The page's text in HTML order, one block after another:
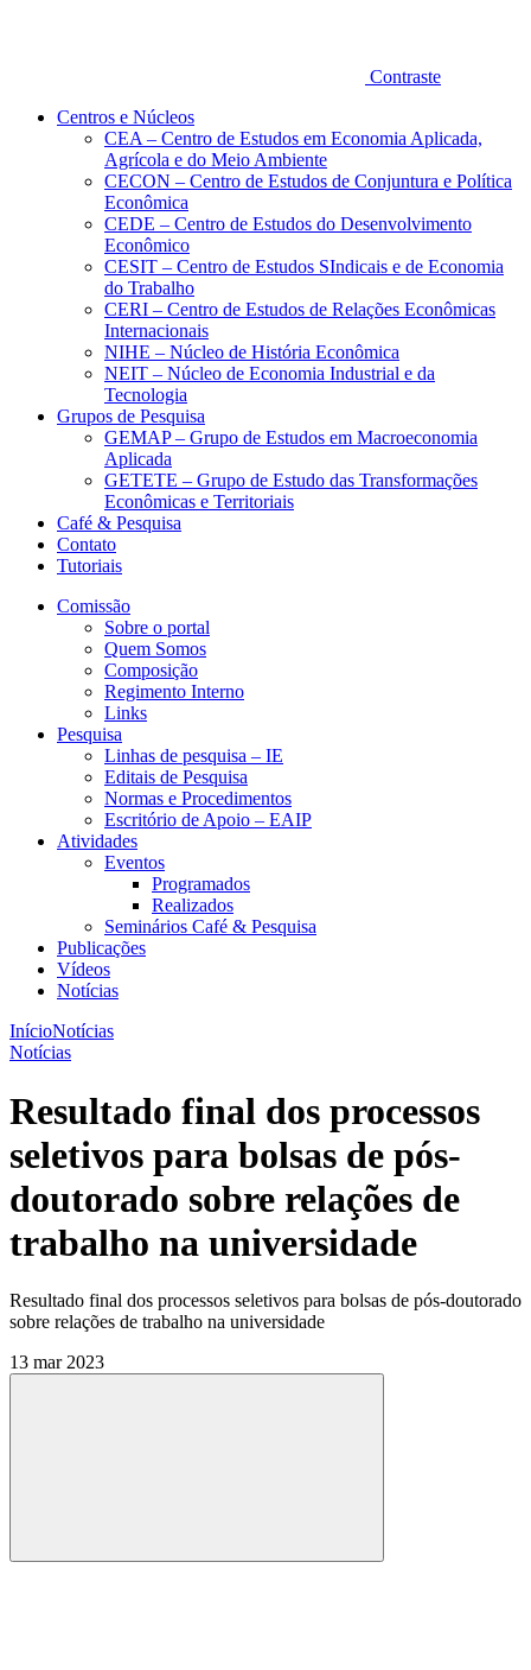
Contraste
Centros e Núcleos
CEA – Centro de Estudos em Economia Aplicada,
Agrícola e do Meio Ambiente
CECON – Centro de Estudos de Conjuntura e Política
Econômica
CEDE – Centro de Estudos do Desenvolvimento
Econômico
CESIT – Centro de Estudos SIndicais e de Economia
do Trabalho
CERI – Centro de Estudos de Relações Econômicas
Internacionais
NIHE – Núcleo de História Econômica
NEIT – Núcleo de Economia Industrial e da
Tecnologia
Grupos de Pesquisa
GEMAP – Grupo de Estudos em Macroeconomia
Aplicada
GETETE – Grupo de Estudo das Transformações
Econômicas e Territoriais
Café & Pesquisa
Contato
Tutoriais
Comissão
Sobre o portal
Quem Somos
Composição
Regimento Interno
Links
Pesquisa
Linhas de pesquisa – IE
Editais de Pesquisa
Normas e Procedimentos
Escritório de Apoio – EAIP
Atividades
Eventos
Programados
Realizados
Seminários Café & Pesquisa
Publicações
Vídeos
Notícias
InícioNotícias
Notícias
Resultado final dos processos
seletivos para bolsas de pós-
doutorado sobre relações de
trabalho na universidade
Resultado final dos processos seletivos para bolsas de pós-doutorado
sobre relações de trabalho na universidade
13 mar 2023
Compartilhar